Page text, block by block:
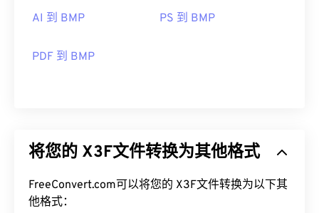
AI 到 BMP PS 到 BMP
PDF 到 BMP
将您的 X3F文件转换为其他格式
FreeConvert.com可以将您的 X3F文件转换为以下其
他格式：